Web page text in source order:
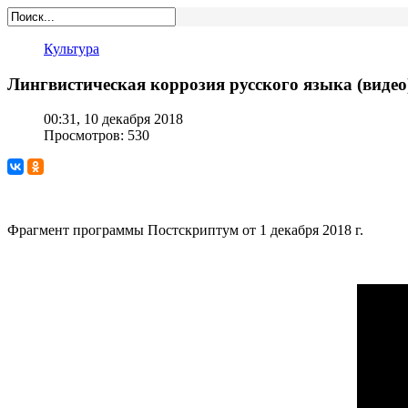
Культура
Лингвистическая коррозия русского языка
00:31, 10 декабря 2018
Просмотров: 530
Фрагмент программы Постскриптум от 1 декабря 2018 г.